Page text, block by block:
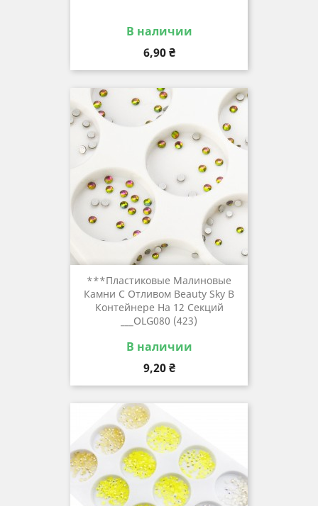
В наличии
Цена
6,90 ₴
***Пластиковые Малиновые
Камни С Отливом Beauty Sky В
Контейнере На 12 Секций
___OLG080 (423)
В наличии
Цена
9,20 ₴